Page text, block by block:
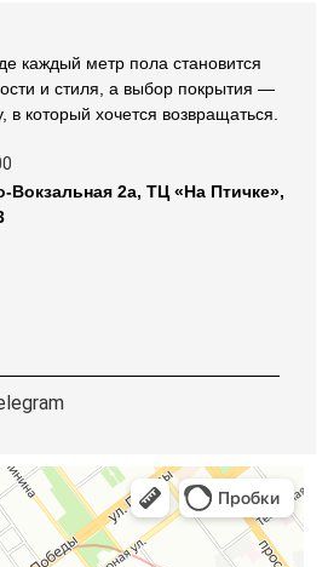
каждый метр пола становится
и стиля, а выбор покрытия —
который хочется возвращаться.
Вокзальная 2а, ТЦ «На Птичке»,